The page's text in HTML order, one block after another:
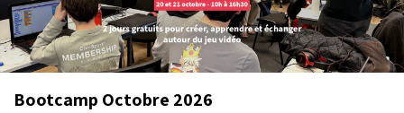
Bootcamp Octobre 2026